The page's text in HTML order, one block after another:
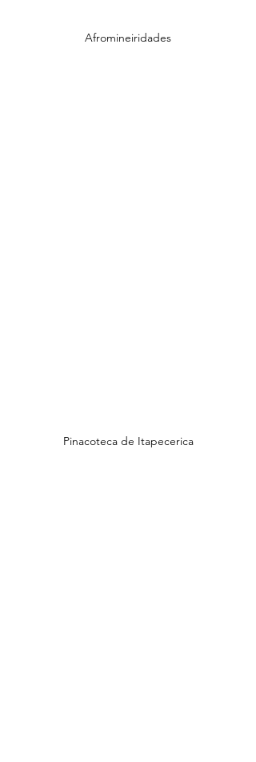
Afromineiridades
Pinacoteca de Itapecerica